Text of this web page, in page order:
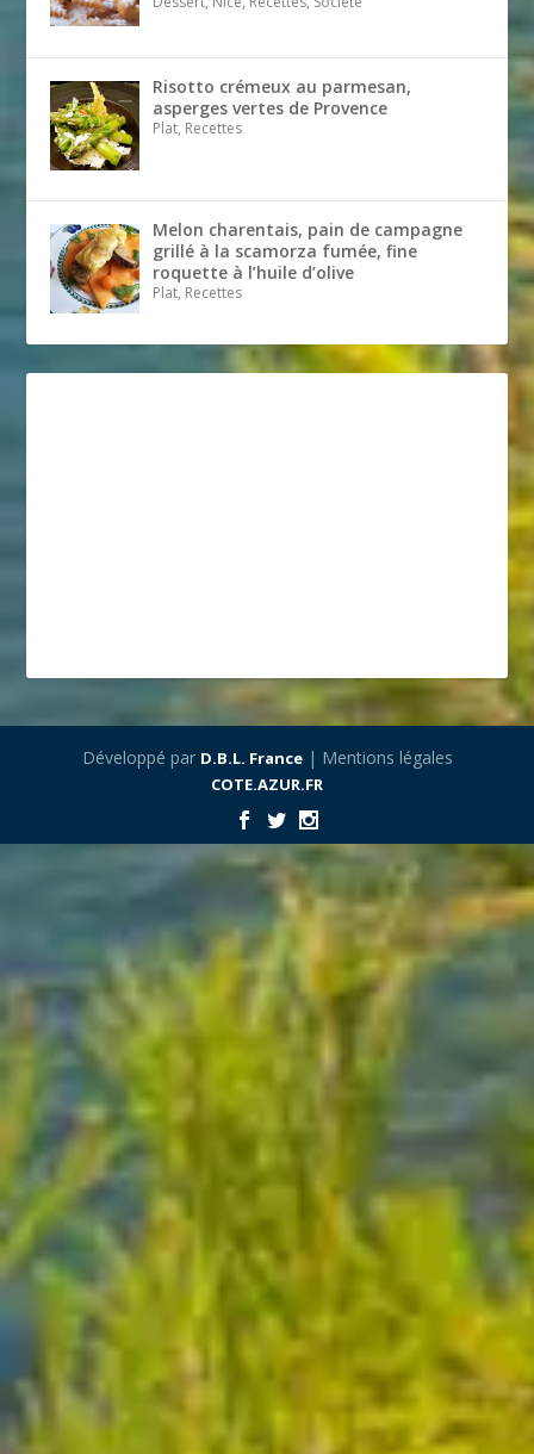
Risotto crémeux au parmesan,
asperges vertes de Provence
Plat, Recettes
Melon charentais, pain de campagne
grillé à la scamorza fumée, fine
roquette à l’huile d’olive
Plat, Recettes
Développé par D.B.L. France| Mentions légales
COTE.AZUR.FR